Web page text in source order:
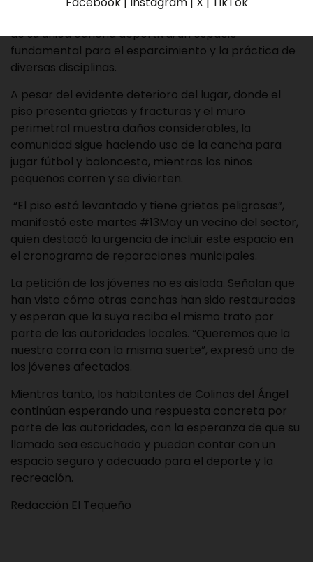
de su única cancha deportiva, un espacio
fundamental para el esparcimiento y la práctica de
diversas disciplinas.
A pesar del evidente deterioro del lugar, donde el
piso presenta grietas y fracturas y el muro
perimetral muestra daños considerables, la
comunidad sigue haciendo uso de la cancha para
jugar fútbol y baloncesto, mientras los niños
pequeños corren y se divierten.
“El piso está levantado y tiene grietas peligrosas”,
manifestó este martes #13May un vecino del sector,
quien destacó la urgencia de incluir este espacio en
el cronograma de reparaciones municipales.
La petición de los jóvenes no es aislada. Señalan que
han visto cómo otras canchas han sido restauradas
y esperan que la suya reciba el mismo trato por
parte de las autoridades locales. “Queremos que la
nuestra corra con la misma suerte”, expresó uno de
los jóvenes afectados.
Mientras tanto, los habitantes de Colinas del Ángel
continúan esperando una respuesta concreta por
parte de las autoridades, con la esperanza de que su
llamado sea escuchado y puedan contar con un
espacio seguro y adecuado para el deporte y la
recreación.
Redacción El Tequeño